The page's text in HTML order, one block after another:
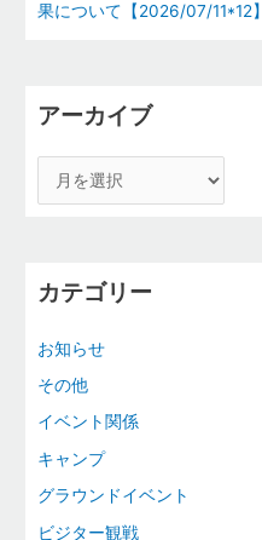
果について【2026/07/11*12】
アーカイブ
カテゴリー
お知らせ
その他
イベント関係
キャンプ
グラウンドイベント
ビジター観戦